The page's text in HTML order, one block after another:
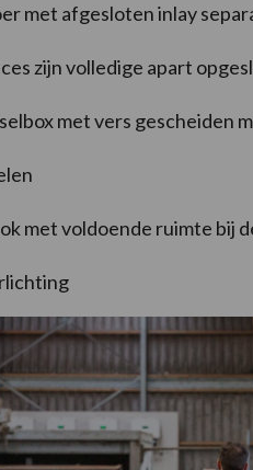
met afgesloten inlay
zijn volledige apart
met vers gescheiden
met voldoende ruimte bij